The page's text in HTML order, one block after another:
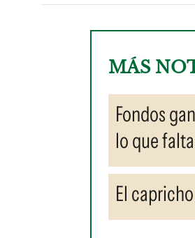
MÁS
Fondos
lo que falta
El